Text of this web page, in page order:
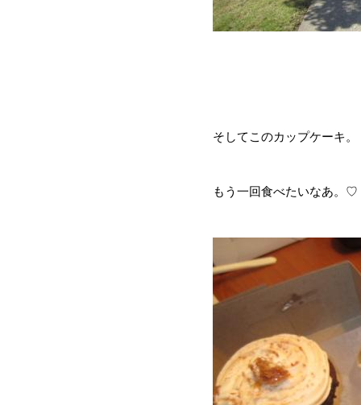
そしてこのカップケーキ。
もう一回食べたいなあ。♡